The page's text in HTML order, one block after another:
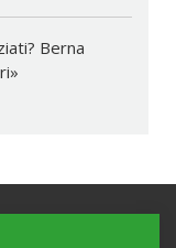
Berna